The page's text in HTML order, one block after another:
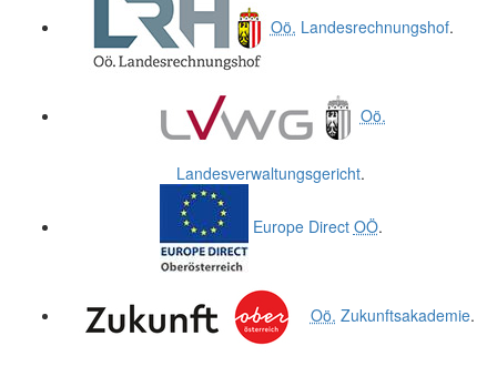
Oö. Landesrechnungshof.
Oö.
Landesverwaltungsgericht.
Europe Direct OÖ.
Oö. Zukunftsakademie.